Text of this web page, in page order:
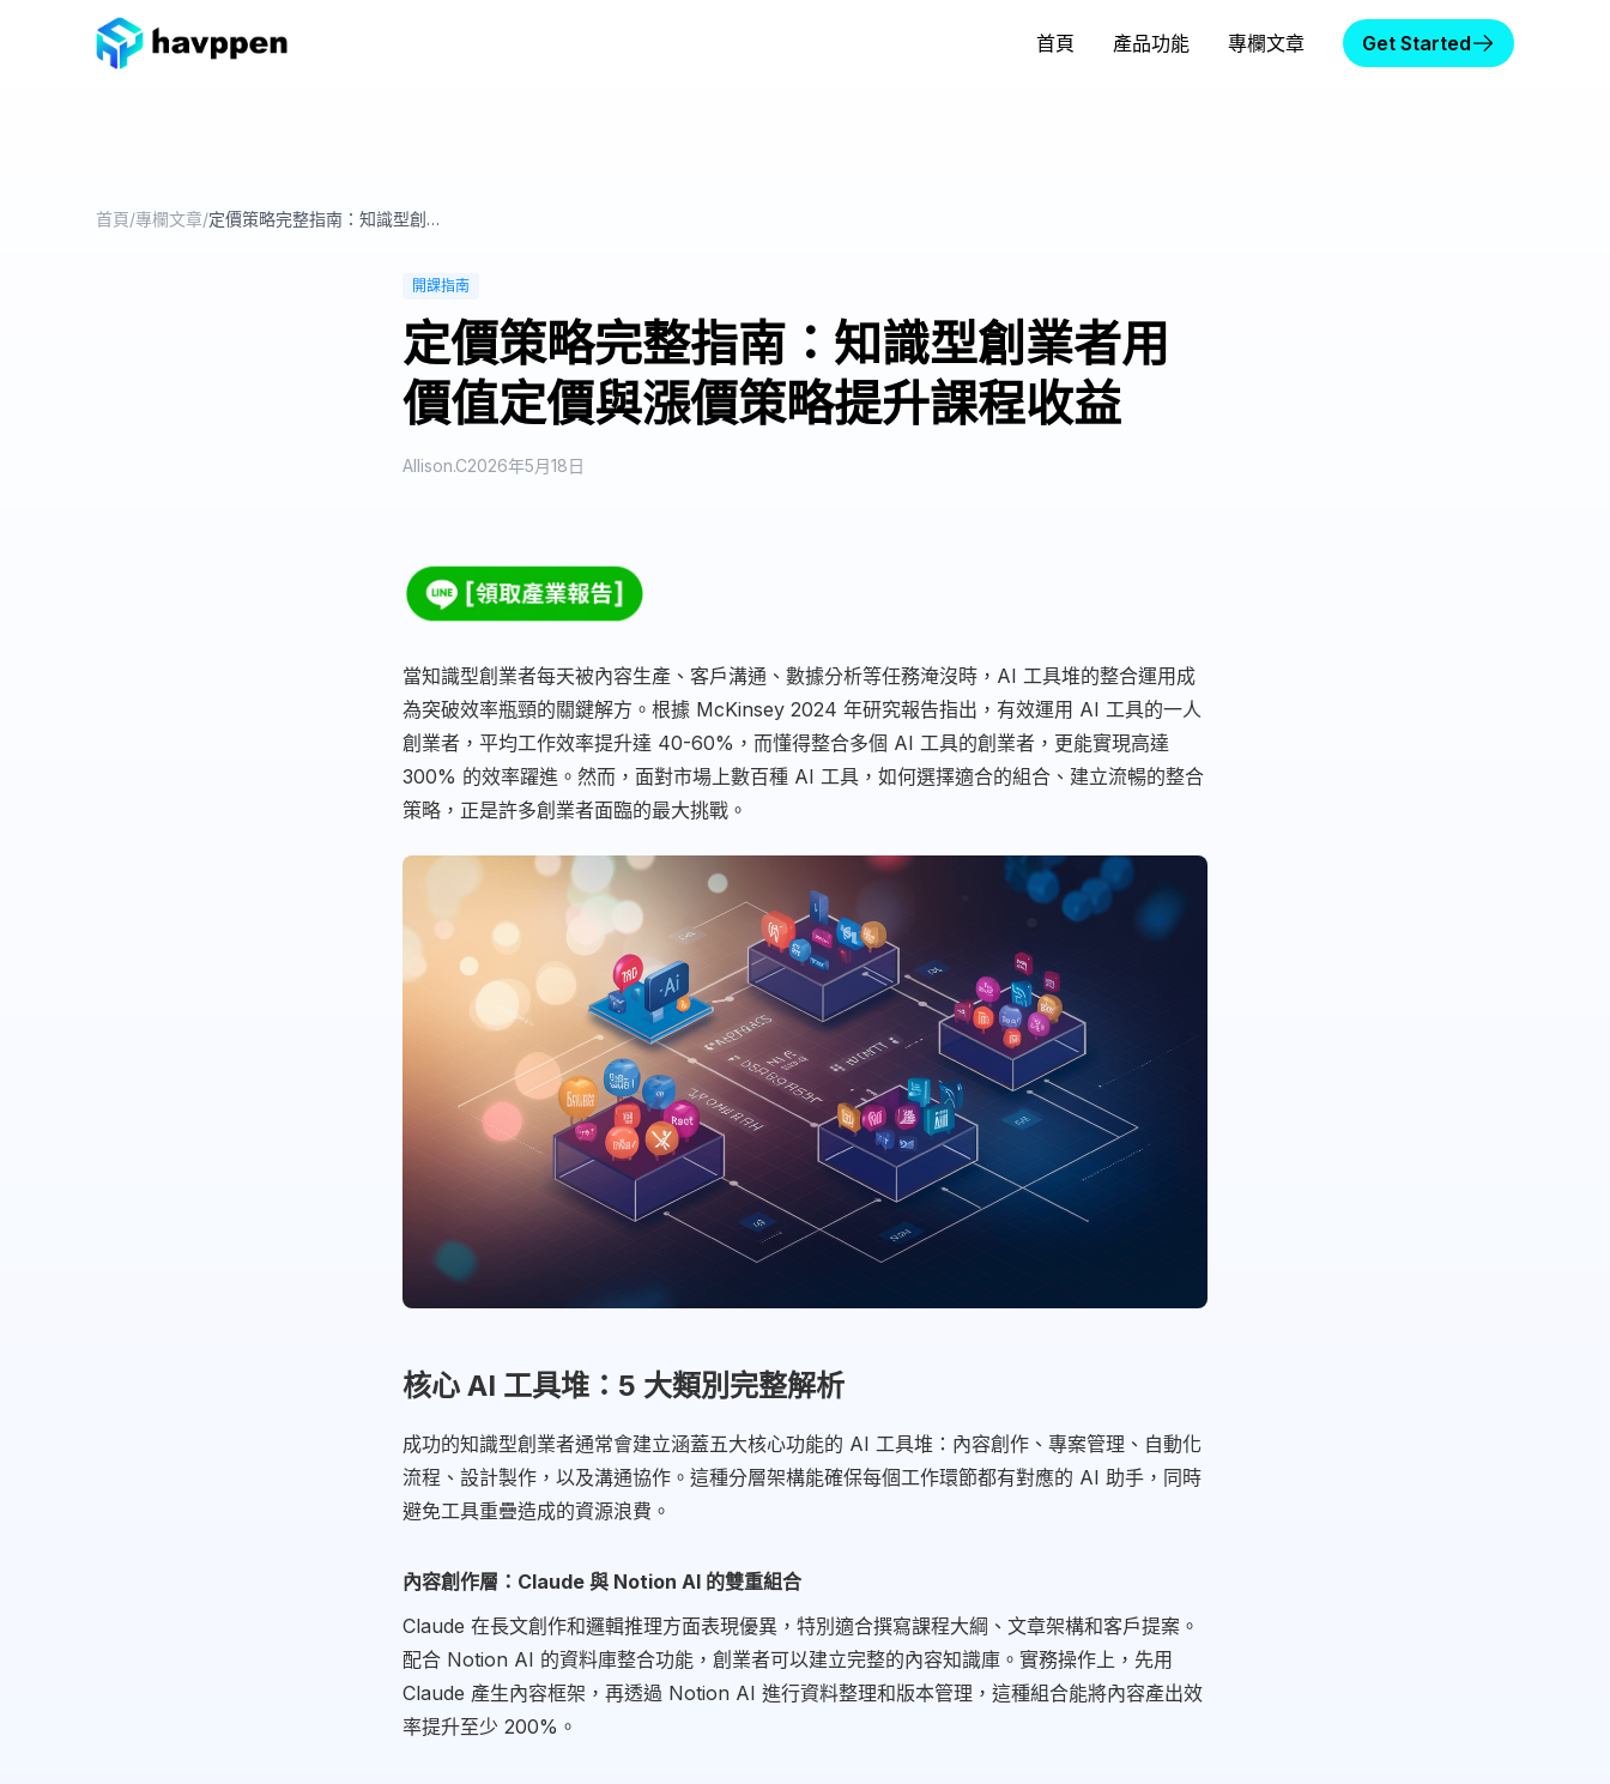
首頁 產品功能 專欄文章 Get Started
首頁/專欄文章/ 定價策略完整指南：知識型創業者用價值定價與漲價策略提升課程收益
開課指南
定價策略完整指南：知識型創業者用
價值定價與漲價策略提升課程收益
Allison.C2026年5月18日
當知識型創業者每天被內容生產、客戶溝通、數據分析等任務淹沒時，AI 工具堆的整合運用成
為突破效率瓶頸的關鍵解方。根據 McKinsey 2024 年研究報告指出，有效運用 AI 工具的一人
創業者，平均工作效率提升達 40-60%，而懂得整合多個 AI 工具的創業者，更能實現高達
300% 的效率躍進。然而，面對市場上數百種 AI 工具，如何選擇適合的組合、建立流暢的整合
策略，正是許多創業者面臨的最大挑戰。
核心 AI 工具堆：5 大類別完整解析
成功的知識型創業者通常會建立涵蓋五大核心功能的 AI 工具堆：內容創作、專案管理、自動化
流程、設計製作，以及溝通協作。這種分層架構能確保每個工作環節都有對應的 AI 助手，同時
避免工具重疊造成的資源浪費。
內容創作層：Claude 與 Notion AI 的雙重組合
Claude 在長文創作和邏輯推理方面表現優異，特別適合撰寫課程大綱、文章架構和客戶提案。
配合 Notion AI 的資料庫整合功能，創業者可以建立完整的內容知識庫。實務操作上，先用
Claude 產生內容框架，再透過 Notion AI 進行資料整理和版本管理，這種組合能將內容產出效
率提升至少 200%。